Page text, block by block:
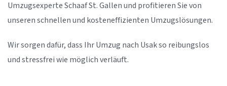
Umzugsexperte Schaaf St. Gallen und profitieren Sie von
unseren schnellen und kosteneffizienten Umzugslösungen.
Wir sorgen dafür, dass Ihr Umzug nach Usak so reibungslos
und stressfrei wie möglich verläuft.